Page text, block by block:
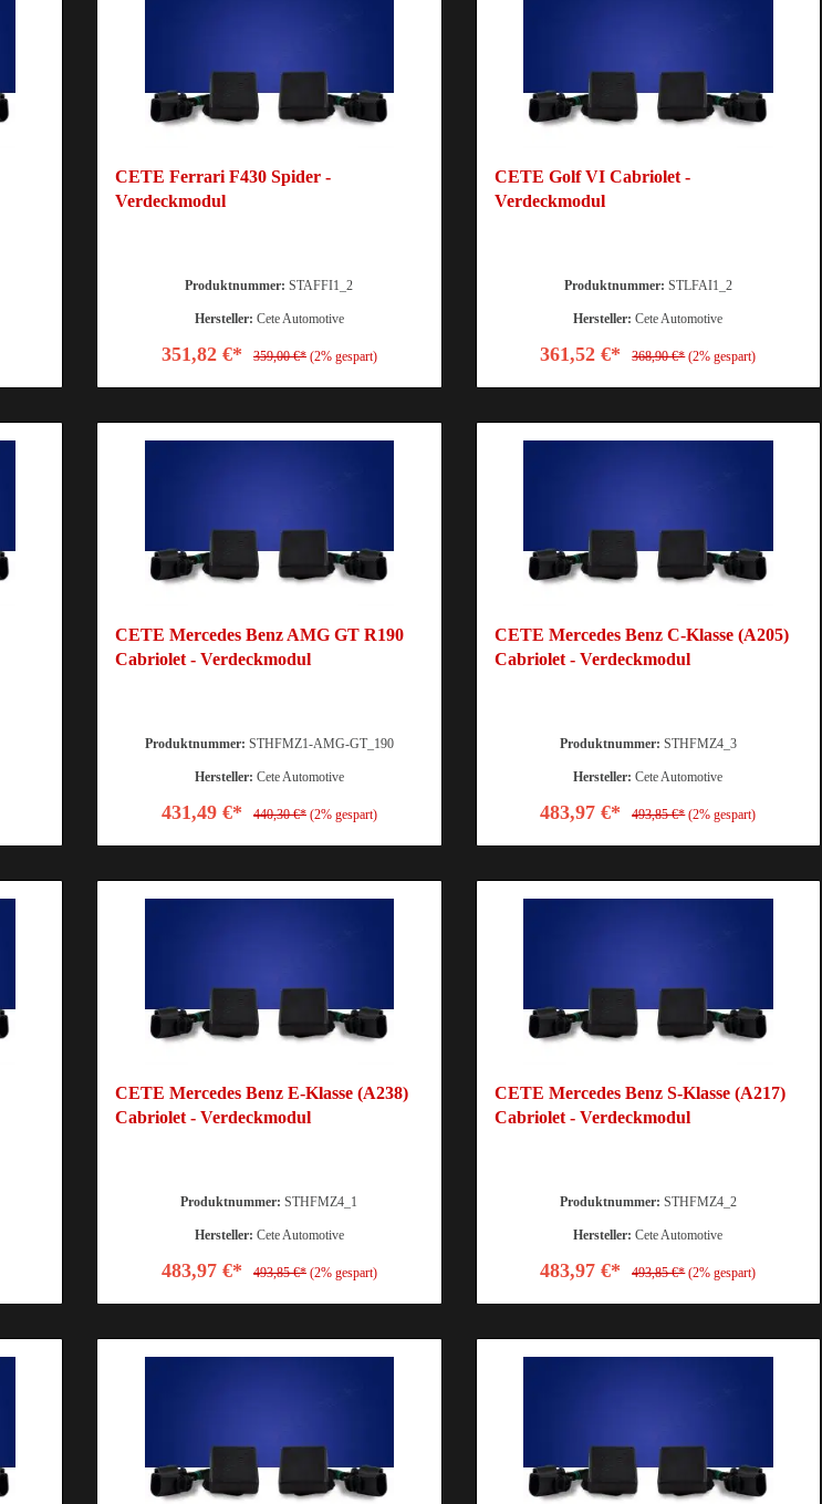
CETE Ferrari F430 Spider -
Verdeckmodul
Produktnummer:STAFFI1_2
Hersteller: Cete Automotive
351,82 €* 359,00 €* (2% gespart)
CETE Golf VI Cabriolet -
Verdeckmodul
Produktnummer: STLFAI1_2
Hersteller:Cete Automotive
361,52 €* 368,90 €* (2% gespart)
CETE Mercedes Benz AMG GT R190
Cabriolet - Verdeckmodul
Produktnummer: STHFMZ1-AMG-GT_190
Hersteller: Cete Automotive
431,49 €* 440,30 €* (2% gespart)
CETE Mercedes Benz C-Klasse (A205)
Cabriolet - Verdeckmodul
Produktnummer: STHFMZ4_3
Hersteller:Cete Automotive
483,97 €* 493,85 €* (2% gespart)
CETE Mercedes Benz E-Klasse (A238)
Cabriolet - Verdeckmodul
Produktnummer:STHFMZ4_1
Hersteller: Cete Automotive
483,97 €* 493,85 €* (2% gespart)
CETE Mercedes Benz S-Klasse (A217)
Cabriolet - Verdeckmodul
Produktnummer: STHFMZ4_2
Hersteller:Cete Automotive
483,97 €* 493,85 €* (2% gespart)